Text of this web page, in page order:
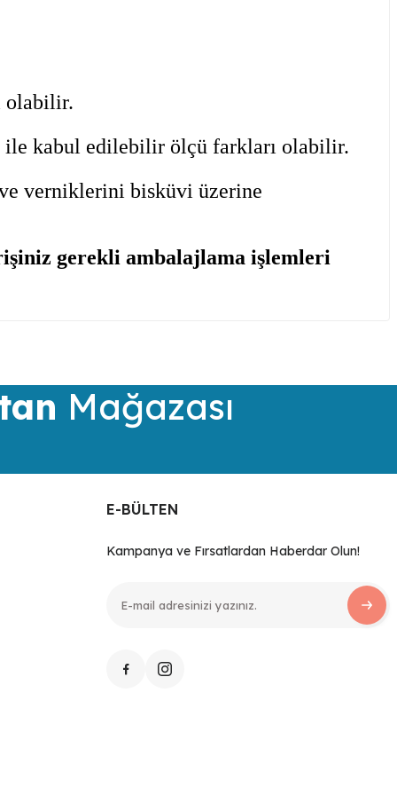
olabilir.
ile kabul edilebilir ölçü farkları olabilir.
verniklerini bisküvi üzerine
gerekli ambalajlama işlemleri
Mağazası
E-BÜLTEN
Kampanya ve Fırsatlardan Haberdar Olun!